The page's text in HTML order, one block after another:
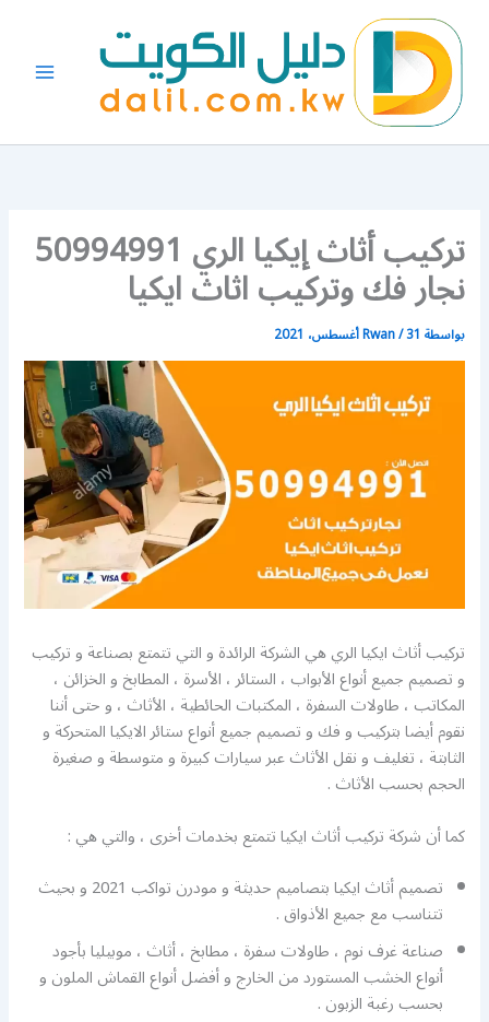
المحتوى
تركيب أثاث إيكيا الري 50994991
نجار فك وتركيب اثاث ايكيا
بواسطة Rwan/31 أغسطس، 2021
تركيب أثاث ايكيا الري هي الشركة الرائدة و التي تتمتع بصناعة و تركيب
و تصميم جميع أنواع الأبواب ، الستائر ، الأسرة ، المطابخ و الخزائن ،
المكاتب ، طاولات السفرة ، المكتبات الحائطية ، الأثاث ، و حتى أننا
نقوم أيضا بتركيب و فك و تصميم جميع أنواع ستائر الايكيا المتحركة و
الثابتة ، تغليف و نقل الأثاث عبر سيارات كبيرة و متوسطة و صغيرة
الحجم بحسب الأثاث .
كما أن شركة تركيب أثاث ايكيا تتمتع بخدمات أخرى ، والتي هي :
تصميم أثاث ايكيا بتصاميم حديثة و مودرن تواكب 2021 و بحيث
تتناسب مع جميع الأذواق .
صناعة غرف نوم ، طاولات سفرة ، مطابخ ، أثاث ، موبيليا بأجود
أنواع الخشب المستورد من الخارج و أفضل أنواع القماش الملون و
بحسب رغبة الزبون .